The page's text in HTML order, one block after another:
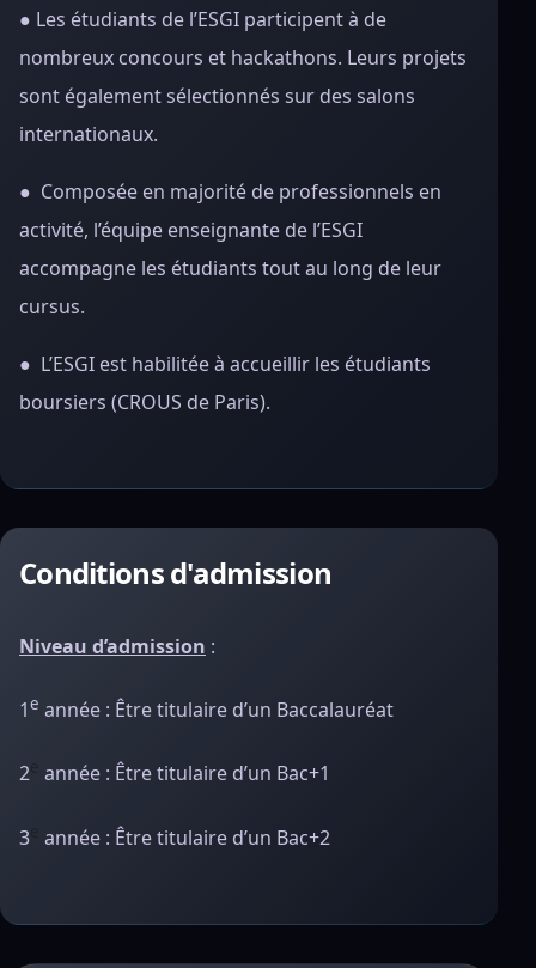
● Les étudiants de l’ESGI participent à de
nombreux concours et hackathons. Leurs projets
sont également sélectionnés sur des salons
internationaux.
● Composée en majorité de professionnels en
activité, l’équipe enseignante de l’ESGI
accompagne les étudiants tout au long de leur
cursus.
● L’ESGI est habilitée à accueillir les étudiants
boursiers (CROUS de Paris).
Conditions d'admission
Niveau d’admission :
1e année : Être titulaire d’un Baccalauréat
2e année : Être titulaire d’un Bac+1
3 année : Être titulaire d’un Bac+2